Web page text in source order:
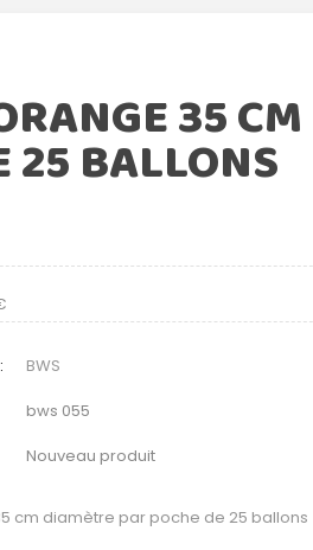
35 CM
25 BALLONS
BWS
bws 055
Nouveau produit
cm diamètre par poche de 25 ballons